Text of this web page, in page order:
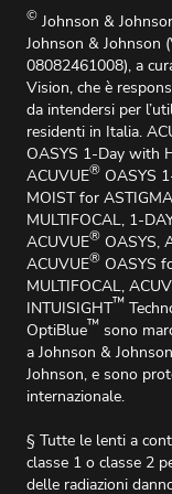
© Johnson &
Johnson & Johnson
08082461008), a
Vision, che è
da intendersi per
residenti in Italia.
OASYS 1-Day with
ACUVUE® OASYS
MOIST for
MULTIFOCAL, 1-
ACUVUE® OASYS,
ACUVUE® OASYS
MULTIFOCAL,
INTUISIGHT™
OptiBlue™ sono
a Johnson &
Johnson, e sono
internazionale.
§ Tutte le lenti a
classe 1 o classe 2
delle radiazioni